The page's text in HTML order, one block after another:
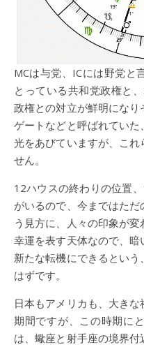
MCは与党、ICには野党と
とっている共和党政権と
政権との対立が鮮明にな
ゲートなどと呼ばれてい
光をあびていますが、こ
せん。
12ハウスの終わりの位置
がいるので、今まではた
う見方に、人々の印象が
幸運を表す天体なので、暗
新たな転機にできるとい
はずです。
日本もアメリカも、大き
期間ですが、この時期に
は、蠍座と射手座の境界